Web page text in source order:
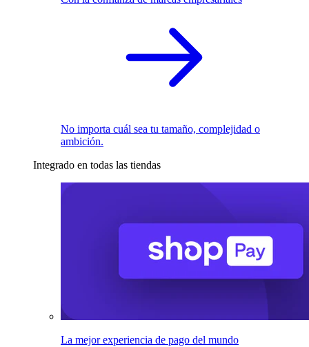
No importa cuál sea tu tamaño, complejidad o
ambición.
Integrado en todas las tiendas
La mejor experiencia de pago del mundo